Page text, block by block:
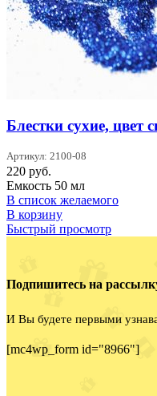
Блестки сухие, цвет
Артикул: 2100-08
220 руб.
Емкость 50 мл
В список желаемого
В корзину
Быстрый просмотр
Подпишитесь на
И Вы будете первыми
[mc4wp_form id="8966"]